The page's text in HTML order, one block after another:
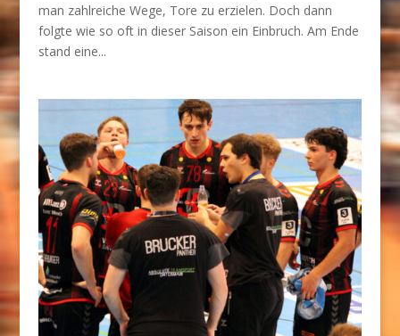
man zahlreiche Wege, Tore zu erzielen. Doch dann
folgte wie so oft in dieser Saison ein Einbruch. Am Ende
stand eine...